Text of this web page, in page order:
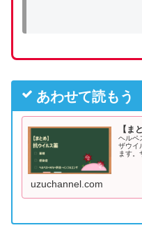
あわせて読もう
【ま
ヘルペ
ザウイ
ます。
uzuchannel.com